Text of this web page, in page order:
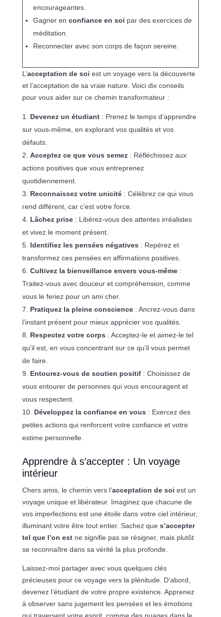
encourageantes.
Gagner en confiance en soi par des exercices de
méditation.
Reconnecter avec son corps de façon sereine.
L’acceptation de soi est un voyage vers la découverte
et l’acceptation de sa vraie nature. Voici dix conseils
pour vous aider sur ce chemin transformateur :
Devenez un étudiant: Prenez le temps d’apprendre
sur vous-même, en explorant vos qualités et vos
défauts.
Acceptez ce que vous semez: Réfléchissez aux
actions positives que vous entreprenez
quotidiennement.
Reconnaissez votre unicité: Célébrez ce qui vous
rend différent, car c’est votre force.
Lâchez prise: Libérez-vous des attentes irréalistes
et vivez le moment présent.
Identifiez les pensées négatives : Repérez et
transformez ces pensées en affirmations positives.
Cultivez la bienveillance envers vous-même:
Traitez-vous avec douceur et compréhension, comme
vous le feriez pour un ami cher.
Pratiquez la pleine conscience: Ancrez-vous dans
l’instant présent pour mieux apprécier vos qualités.
Respectez votre corps : Acceptez-le et aimez-le tel
qu’il est, en vous concentrant sur ce qu’il vous permet
de faire.
Entourez-vous de soutien positif: Choisissez de
vous entourer de personnes qui vous encouragent et
vous respectent.
Développez la confiance en vous : Exercez des
petites actions qui renforcent votre confiance et votre
estime personnelle.
Apprendre à s’accepter : Un voyage
intérieur
Chers amis, le chemin vers l’acceptation de soi est un
voyage unique et libérateur. Imaginez que chacune de
vos imperfections est une étoile dans votre ciel intérieur,
illuminant votre être tout entier. Sachez que s’accepter
tel que l’on estne signifie pas se résigner, mais plutôt
se reconnaître dans sa vérité la plus profonde.
Laissez-moi partager avec vous quelques clés
précieuses pour ce voyage vers la plénitude. D’abord,
devenez l’étudiant de votre propre existence. Apprenez
à observer sans jugement les pensées et les émotions
qui traversent votre esprit, comme des nuages dans le